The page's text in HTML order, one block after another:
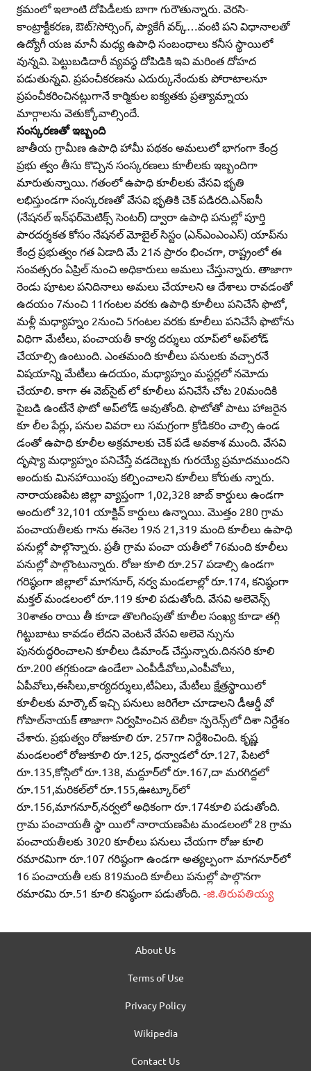
క్రమంలో ఇలాంటి దోపిడీలకు బాగా గురౌతున్నారు. వెరసి-
కాంట్రాక్టీకరణ, ఔట్‌?సోర్సింగ్‌, ప్యాకేగీ వర్క్‌…వంటి పని విధానాలతో
ఉద్యోగీ యజ మానీ మధ్య ఉపాధి సంబంధాలు కనీస స్థాయిలో
వున్నవి. పెట్టుబడిదారీ వ్యవస్థ దోపిడికి ఇవి మరింత దోహద
పడుతున్నవి. ప్రపంచీకరణను ఎదుర్కునేందుకు పోరాటాలనూ
ప్రపంచీకరించినట్లుగానే కార్మికుల ఐక్యతకు ప్రత్యామ్నాయ
మార్గాలను వెతుక్కోవాల్సిందే.
సంస్కరణతో ఇబ్బంది
జాతీయ గ్రామీణ ఉపాధి హామీ పథకం అమలులో భాగంగా కేంద్ర
ప్రభు త్వం తీసు కొచ్చిన సంస్కరణలు కూలీలకు ఇబ్బందిగా
మారుతున్నాయి. గతంలో ఉపాధి కూలీలకు వేసవి భృతి
లభిస్తుండగా సంస్కరణతో వేసవి భృతికి చెక్‌ పడిరది.ఎన్‌ఐసీ
(నేషనల్‌ ఇన్‌ఫర్‌మెటిక్స్‌ సెంటర్‌) ద్వారా ఉపాధి పనుల్లో పూర్తి
పారదర్శకత కోసం నేషనల్‌ మోబైల్‌ సిస్టం (ఎన్‌ఎంఎంఎస్‌) యాప్‌ను
కేంద్ర ప్రభుత్వం గత ఏడాది మే 21న ప్రారం భించగా, రాష్ట్రంలో ఈ
సంవత్సరం ఏప్రిల్‌ నుంచి అధికారులు అమలు చేస్తున్నారు. తాజాగా
రెండు పూటల పనిదినాలు అమలు చేయాలని ఆ దేశాలు రావడంతో
ఉదయం 7నుంచి 11గంటల వరకు ఉపాధి కూలీలు పనిచేసే ఫొటో,
మళ్లీ మధ్యాహ్నం 2నుంచి 5గంటల వరకు కూలీలు పనిచేసే ఫొటోను
విధిగా మేటీలు, పంచాయతీ కార్య దర్శులు యాప్‌లో అప్‌లోడ్‌
చేయాల్సి ఉంటుంది. ఎంతమంది కూలీలు పనులకు వచ్చారనే
విషయాన్ని మేటీలు ఉదయం, మధ్యాహ్నం మస్టర్లలో నమోదు
చేయాలి. కాగా ఈ వెబ్‌సైట్‌ లో కూలీలు పనిచేసే చోట 20మందికి
పైబడి ఉంటేనే ఫొటో అప్‌లోడ్‌ అవుతోంది. ఫొటోతో పాటు హాజరైన
కూ లీల పేర్లు, పనుల వివరా లు సమగ్రంగా క్రోడికరిం చాల్సి ఉండ
డంతో ఉపాధి కూలీల అక్రమాలకు చెక్‌ పడే అవకాశ ముంది. వేసవి
దృష్యా మధ్యాహ్నం పనిచేస్తే వడదెబ్బకు గురయ్యే ప్రమాదముందని
అందుకు మినహాయింపు కల్పించాలని కూలీలు కోరుతు న్నారు.
నారాయణపేట జిల్లా వ్యాప్తంగా 1,02,328 జాబ్‌ కార్డులు ఉండగా
అందులో 32,101 యాక్టివ్‌ కార్డులు ఉన్నాయి. మొత్తం 280 గ్రామ
పంచాయతీలకు గాను ఈనెల 19న 21,319 మంది కూలీలు ఉపాధి
పనుల్లో పాల్గొన్నారు. ప్రతీ గ్రామ పంచా యతీలో 76మంది కూలీలు
పనుల్లో పాల్గొంటున్నారు. రోజు కూలి రూ.257 పడాల్సి ఉండగా
గరిష్ఠంగా జిల్లాలో మాగనూర్‌, నర్వ మండలాల్లో రూ.174, కనిష్ఠంగా
మక్తల్‌ మండలంలో రూ.119 కూలి పడుతోంది. వేసవి అలెవెన్స్‌
30శాతం రాయి తీ కూడా తొలగింపుతో కూలీల సంఖ్య కూడా తగ్గి
గిట్టుబాటు కావడం లేదని వెంటనే వేసవి అలెవె న్సును
పునరుద్ధరించాలని కూలీలు డిమాండ్‌ చేస్తున్నారు.దినసరి కూలి
రూ.200 తగ్గకుండా ఉండేలా ఎంపీడీవోలు,ఎంపీవోలు,
ఏపీవోలు,ఈసీలు,కార్యదర్శులు,టీఏలు, మేటీలు క్షేత్రస్థాయిలో
కూలీలకు మార్కౌట్‌ ఇచ్చి పనులు జరిగేలా చూడాలని డీఆర్డీ వో
గోపాల్‌నాయక్‌ తాజాగా నిర్వహించిన టెలీకా న్ఫరెన్స్‌లో దిశా నిర్దేశం
చేశారు. ప్రభుత్వం రోజుకూలి రూ. 257గా నిర్దేశించింది. కృష్ణ
మండలంలో రోజుకూలి రూ.125, ధన్వాడలో రూ.127, పేటలో
రూ.135,కోస్గిలో రూ.138, మద్దూర్‌లో రూ.167,దా మరగిద్దలో
రూ.151,మరికల్‌లో రూ.155,ఊట్కూర్‌లో
రూ.156,మాగనూర్‌,నర్వలో అధికంగా రూ.174కూలి పడుతోంది.
గ్రామ పంచాయతీ స్థా యిలో నారాయణపేట మండలంలో 28 గ్రామ
పంచాయతీలకు 3020 కూలీలు పనులు చేయగా రోజు కూలి
రమారమిగా రూ.107 గరిష్ఠంగా ఉండగా అత్యల్పంగా మాగనూర్‌లో
16 పంచాయతీ లకు 819మంది కూలీలు పనుల్లో పాల్గొనగా
రమారమి రూ.51 కూలి కనిష్ఠంగా పడుతోంది. -జి.తిరుపతియ్య
About Us
Terms of Use
Privacy Policy
Wikipedia
Contact Us